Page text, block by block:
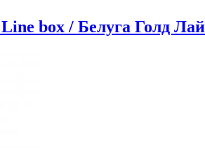
Beluga Gold Line box / Белуга